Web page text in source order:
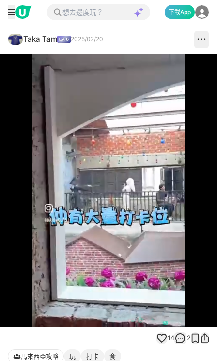
下載App
Taka Tam 2025/02/20
Loaded:
100.00%
14 2
馬來西亞攻略 玩 打卡 食